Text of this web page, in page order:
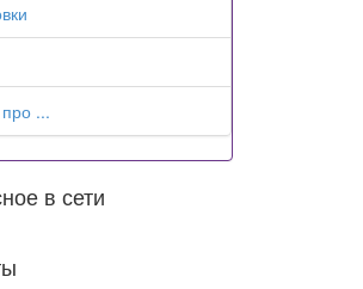
...
в сети